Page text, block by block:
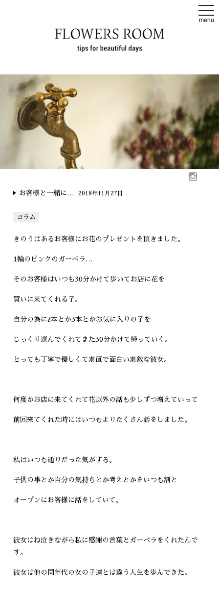
t
o
g
i
o
menu
お客様と一緒に… 2018年11月27日
コラム
きのうはあるお客様にお花のプレゼントを頂きました。
1輪のピンクのガーベラ…
そのお客様はいつも30分かけて歩いてお店に花を
買いに来てくれる子。
自分の為に2本とか3本とかお気に入りの子を
じっくり選んでくれてまた30分かけて帰っていく。
とっても丁寧で優しくて素直で面白い素敵な彼女。
何度かお店に来てくれて花以外の話も少しずつ増えていって
前回来てくれた時にはいつもよりたくさん話をしました。
私はいつも通りだった気がする。
子供の事とか自分の気持ちとか考えとかをいつも割と
オープンにお客様に話をしていて。
彼女はね泣きながら私に感謝の言葉とガーベラをくれたんで
す。
彼女は他の同年代の女の子達とは違う人生を歩んできた。